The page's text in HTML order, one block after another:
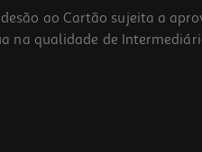
ao Cartão sujeita a
na qualidade de